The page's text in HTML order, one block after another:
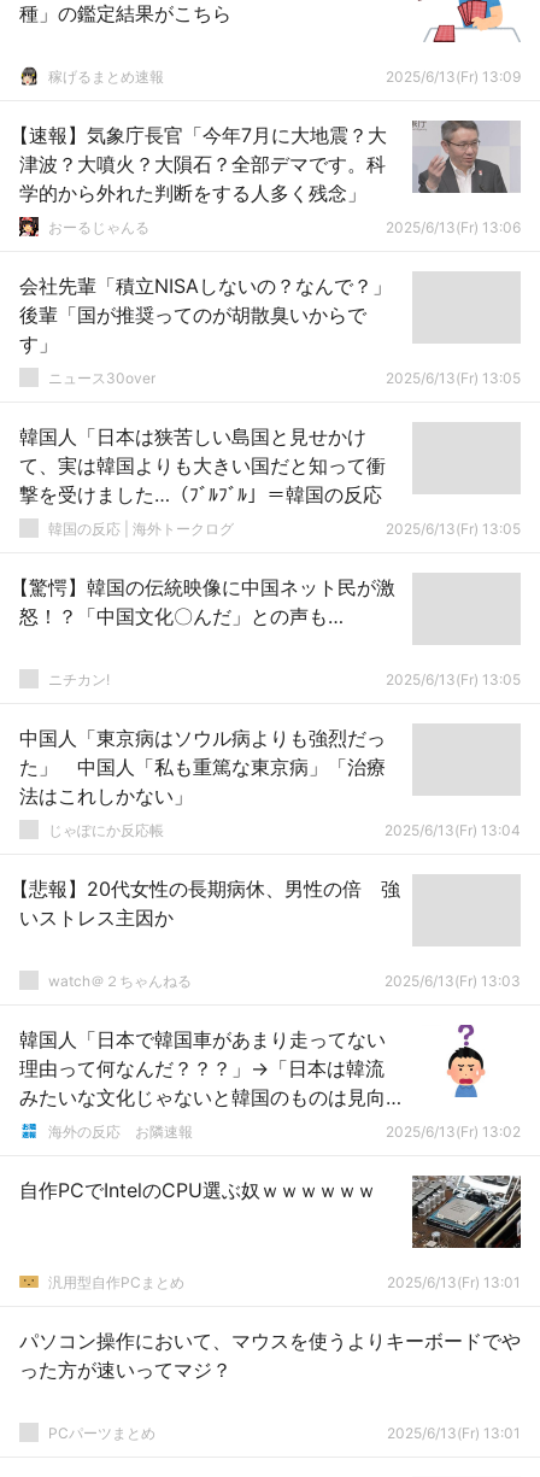
種」の鑑定結果がこちら
稼げるまとめ速報 2025/6/13(Fr) 13:09
【速報】気象庁長官「今年7月に大地震？大
津波？大噴火？大隕石？全部デマです。科
学的から外れた判断をする人多く残念」
おーるじゃんる 2025/6/13(Fr) 13:06
会社先輩「積立NISAしないの？なんで？」
後輩「国が推奨ってのが胡散臭いからで
す」
ニュース30over 2025/6/13(Fr) 13:05
韓国人「日本は狭苦しい島国と見せかけ
て、実は韓国よりも大きい国だと知って衝
撃を受けました…（ﾌﾞﾙﾌﾞﾙ」＝韓国の反応
韓国の反応 | 海外トークログ 2025/6/13(Fr) 13:05
【驚愕】韓国の伝統映像に中国ネット民が激
怒！？「中国文化〇んだ」との声も…
ニチカン! 2025/6/13(Fr) 13:05
中国人「東京病はソウル病よりも強烈だっ
た」 中国人「私も重篤な東京病」「治療
法はこれしかない」
じゃぽにか反応帳 2025/6/13(Fr) 13:04
【悲報】20代女性の長期病休、男性の倍 強
いストレス主因か
watch＠２ちゃんねる 2025/6/13(Fr) 13:03
韓国人「日本で韓国車があまり走ってない
理由って何なんだ？？？」→「日本は韓流
みたいな文化じゃないと韓国のものは見向
きもしない」
海外の反応 お隣速報 2025/6/13(Fr) 13:02
自作PCでIntelのCPU選ぶ奴ｗｗｗｗｗｗ
汎用型自作PCまとめ 2025/6/13(Fr) 13:01
パソコン操作において、マウスを使うよりキーボードでや
った方が速いってマジ？
PCパーツまとめ 2025/6/13(Fr) 13:01